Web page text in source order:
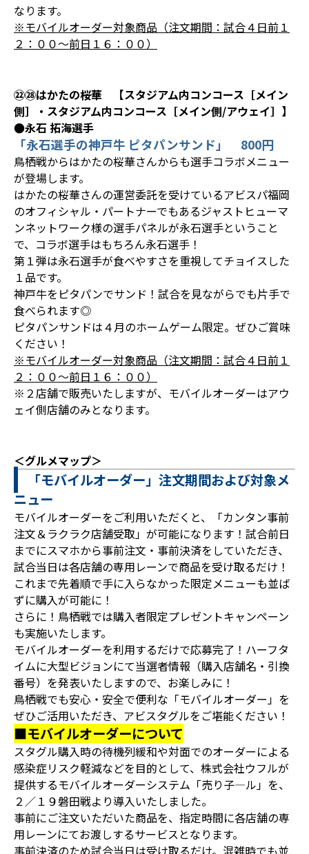
なります。
※モバイルオーダー対象商品（注文期間：試合４日前１
２：００～前日１６：００）
㉒㉘はかたの桜華 【スタジアム内コンコース［メイン
側］・スタジアム内コンコース［メイン側/アウェイ］】
●永石 拓海選手
「永石選手の神戸牛 ピタパンサンド」 800円
鳥栖戦からはかたの桜華さんからも選手コラボメニュー
が登場します。
はかたの桜華さんの運営委託を受けているアビスパ福岡
のオフィシャル・パートナーでもあるジャストヒューマ
ンネットワーク様の選手パネルが永石選手ということ
で、コラボ選手はもちろん永石選手！
第１弾は永石選手が食べやすさを重視してチョイスした
１品です。
神戸牛をピタパンでサンド！試合を見ながらでも片手で
食べられます◎
ピタパンサンドは４月のホームゲーム限定。ぜひご賞味
ください！
※モバイルオーダー対象商品（注文期間：試合４日前１
２：００～前日１６：００）
※２店舗で販売いたしますが、モバイルオーダーはアウ
ェイ側店舗のみとなります。
＜グルメマップ＞
「モバイルオーダー」注文期間および対象メ
ニュー
モバイルオーダーをご利用いただくと、「カンタン事前
注文＆ラクラク店舗受取」が可能になります！試合前日
までにスマホから事前注文・事前決済をしていただき、
試合当日は各店舗の専用レーンで商品を受け取るだけ！
これまで先着順で手に入らなかった限定メニューも並ば
ずに購入が可能に！
さらに！鳥栖戦では購入者限定プレゼントキャンペーン
も実施いたします。
モバイルオーダーを利用するだけで応募完了！ハーフタ
イムに大型ビジョンにて当選者情報（購入店舗名・引換
番号）を発表いたしますので、お楽しみに！
鳥栖戦でも安心・安全で便利な「モバイルオーダー」を
ぜひご活用いただき、アビスタグルをご堪能ください！
■モバイルオーダーについて
スタグル購入時の待機列緩和や対面でのオーダーによる
感染症リスク軽減などを目的として、株式会社ウフルが
提供するモバイルオーダーシステム「売り子―ル」を、
２／１９磐田戦より導入いたしました。
事前にご注文いただいた商品を、指定時間に各店舗の専
用レーンにてお渡しするサービスとなります。
事前決済のため試合当日は受け取るだけ。混雑時でも並